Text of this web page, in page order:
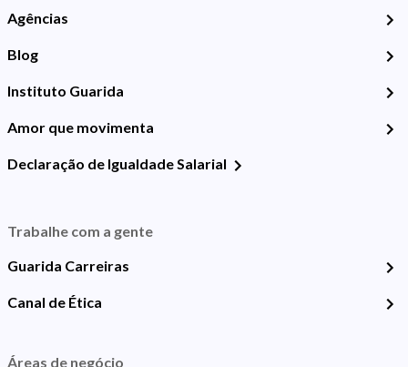
Agências
Blog
Instituto Guarida
Amor que movimenta
Declaração de Igualdade Salarial
Trabalhe com a gente
Guarida Carreiras
Canal de Ética
Áreas de negócio